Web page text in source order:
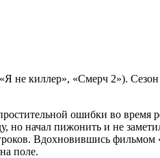
не киллер», «Смерч 2»).
ошибки во
но начал пижонить и не
Вдохновившись
поле.